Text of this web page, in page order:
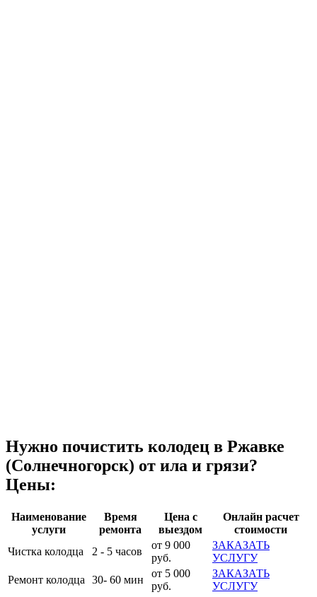
Нужно почистить колодец в Ржавке
(Солнечногорск) от ила и грязи?
Цены:
Наименование
услуги
Время
ремонта
Цена с
выездом
Онлайн расчет
стоимости
Чистка колодца
2 - 5 часов
от 9 000
руб.
ЗАКАЗАТЬ
УСЛУГУ
Ремонт колодца
30- 60 мин
от 5 000
руб.
ЗАКАЗАТЬ
УСЛУГУ